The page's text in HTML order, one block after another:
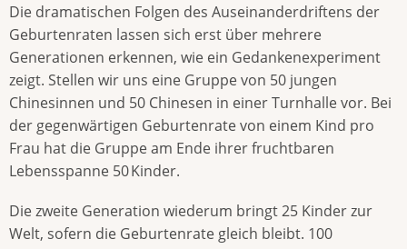
Die dramatischen Folgen des Auseinanderdriftens der
Geburtenraten lassen sich erst über mehrere
Generationen erkennen, wie ein Gedankenexperiment
zeigt. Stellen wir uns eine Gruppe von 50 jungen
Chinesinnen und 50 Chinesen in einer Turnhalle vor. Bei
der gegenwärtigen Geburtenrate von einem Kind pro
Frau hat die Gruppe am Ende ihrer fruchtbaren
Lebensspanne 50 Kinder.
Die zweite Generation wiederum bringt 25 Kinder zur
Welt, sofern die Geburtenrate gleich bleibt. 100